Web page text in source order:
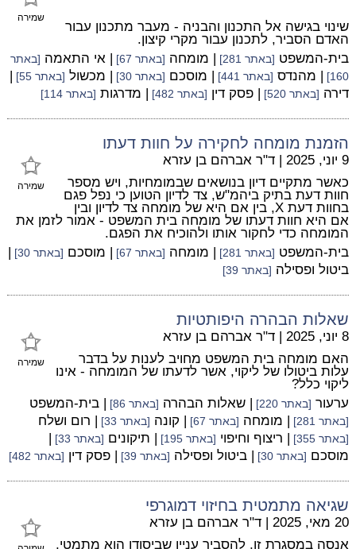
שמירה
שינוי בגישה אל התכנון והבניה - מעבר מתכנון עבור
האדם הסביר, לתכנון עבור מקרי קיצון.
בית-המשפט [באתר 281] | מומחה [באתר 67] | אי התאמה [באתר
160]
| מהנדס [באתר 441] | מוסכם [באתר 30] | מכשול [באתר 55]
|
דירה [באתר 520] | פסק דין [באתר 482] | מדרגות [באתר 114]
הזמנת מומחה לחקירה על חוות דעתו
שמירה
9 יוני, 2025 | ד"ר אברהם בן עזרא
כאשר מתקיים דיון בנושאים שבמומחיות, ויש מספר
חוות דעת בתיק ביהמ"ש, צד לדיון הטוען כי נפל פגם
בחוות דעת X, בין אם היא של מומחה צד לדיון ובין
אם היא חוות דעתו של מומחה בית המשפט - אמור לזמן את
המומחה כדי לחקור אותו ולהוכיח את הפגם.
בית-המשפט [באתר 281] | מומחה [באתר 67] | מוסכם [באתר 30]
|
ביטול ופסילה [באתר 39]
שאלות הבהרה היפותטיות
שמירה
8 יוני, 2025 | ד"ר אברהם בן עזרא
האם מומחה בית המשפט מחויב לענות על בדבר
עלות ביטולו של ליקוי, אשר לדעתו של המומחה - אינו
ליקוי כלל?
ערעור [באתר 220] | שאלות הבהרה [באתר 86] | בית-המשפט
[באתר 281] | מומחה [באתר 67] | קונה [באתר 33] | רום ושלח
[באתר 355] | ריצוף וחיפוי [באתר 195] | תיקונים [באתר 33]
|
מוסכם [באתר 30] | ביטול ופסילה [באתר 39] | פסק דין [באתר 482]
שגיאה מתמטית בחיזוי דמוגרפי
20 מאי, 2025 | ד"ר אברהם בן עזרא
אנסה במסגרת זו, להסביר עניין שביסודו הוא מתמטי,